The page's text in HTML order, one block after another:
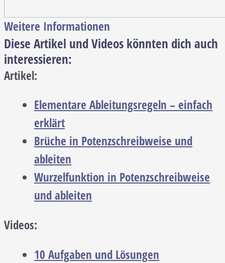
Weitere Informationen
Diese Artikel und Videos könnten dich auch
interessieren:
Artikel:
Elementare Ableitungsregeln – einfach
erklärt
Brüche in Potenzschreibweise und
ableiten
Wurzelfunktion in Potenzschreibweise
und ableiten
Videos:
10 Aufgaben und Lösungen